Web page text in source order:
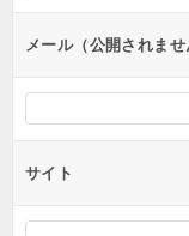
メール（公開されませ
サイト